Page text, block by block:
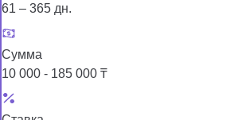
61 – 365 дн.
Сумма
10 000 - 185 000 ₸